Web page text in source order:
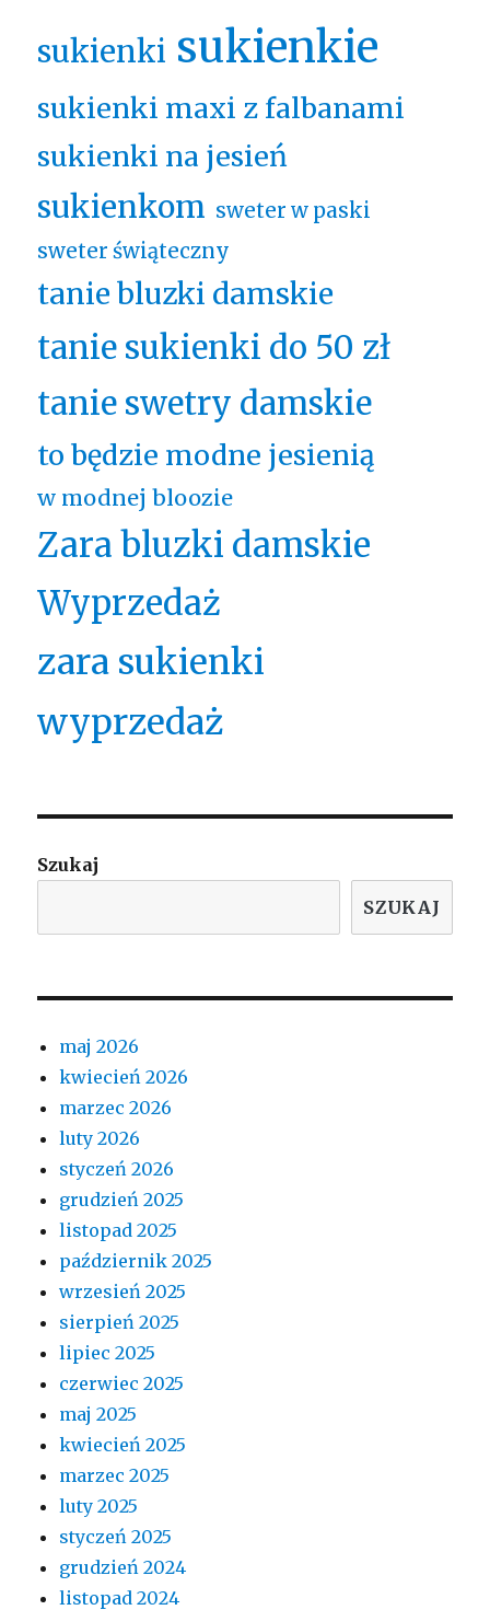
sukienki sukienkie
sukienki maxi z falbanami
sukienki na jesień
sukienkom sweter w paski
sweter świąteczny
tanie bluzki damskie
tanie sukienki do 50 zł
tanie swetry damskie
to będzie modne jesienią
w modnej bloozie
Zara bluzki damskie
Wyprzedaż
zara sukienki
wyprzedaż
Szukaj
SZUKAJ
maj 2026
kwiecień 2026
marzec 2026
luty 2026
styczeń 2026
grudzień 2025
listopad 2025
październik 2025
wrzesień 2025
sierpień 2025
lipiec 2025
czerwiec 2025
maj 2025
kwiecień 2025
marzec 2025
luty 2025
styczeń 2025
grudzień 2024
listopad 2024